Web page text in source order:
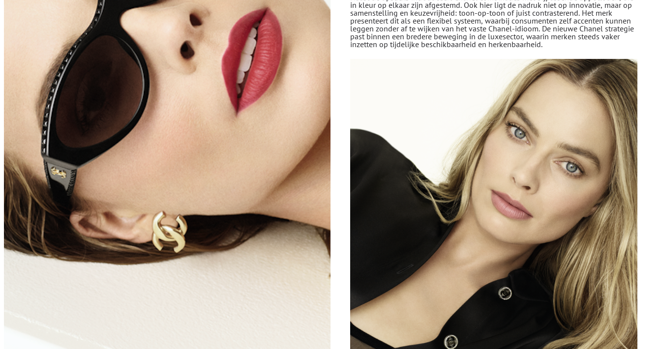
in kleur op elkaar zijn afgestemd. Ook hier ligt de nadruk niet op innovatie, maar op
samenstelling en keuzevrijheid: toon-op-toon of juist contrasterend. Het merk
presenteert dit als een flexibel systeem, waarbij consumenten zelf accenten kunnen
leggen zonder af te wijken van het vaste Chanel-idioom. De nieuwe Chanel strategie
past binnen een bredere beweging in de luxesector, waarin merken steeds vaker
inzetten op tijdelijke beschikbaarheid en herkenbaarheid.